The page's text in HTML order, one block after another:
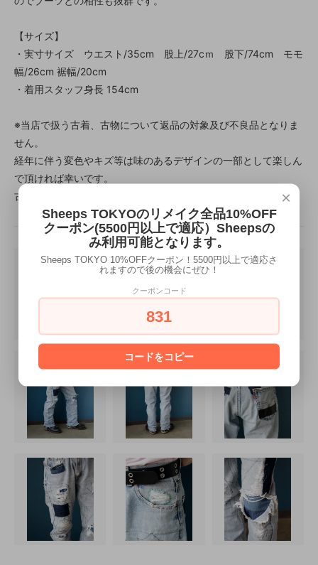
【サイズ】
・実寸サイズ ウエスト/35cm 股上/27cｍ 股下/74cm モモ
幅/26cm 裾幅/20cm
・着用スタッフ身長 154cm
※当店で扱う古着、古物について返品の対象及び不良品となりま
せん。
経年に伴う変色やキズ等は味のあるデザインの一部として楽しん
で頂ければ幸いです。
古着特有の雰囲気や魅力をお楽しみください。
×
Sheeps TOKYOのリメイク全品10%OFF
クーポン(5500円以上で適応）Sheepsの
み利用可能となります。
Sheeps TOKYO 10%OFFクーポン！5500円以上で適応さ
れますので後の機会にぜひ！
クーポンコード
831
コードをコピー